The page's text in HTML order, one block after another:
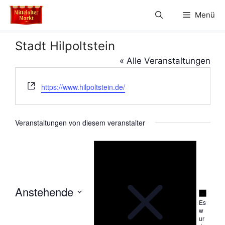
Zum
Inhalt
Menü
Stadt Hilpoltstein
« Alle Veranstaltungen
W
e
b
s
https://www.hilpoltstein.de/
Veranstaltungen von diesem veranstalter
H
i
Es
w
ur
Anstehende